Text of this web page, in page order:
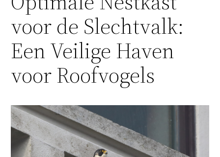
voor de Slechtvalk:
Een Veilige Haven
voor Roofvogels